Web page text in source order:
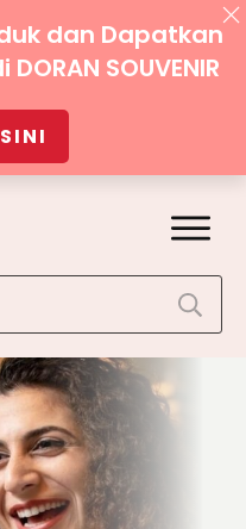
dan Dapatkan
SOUVENIR